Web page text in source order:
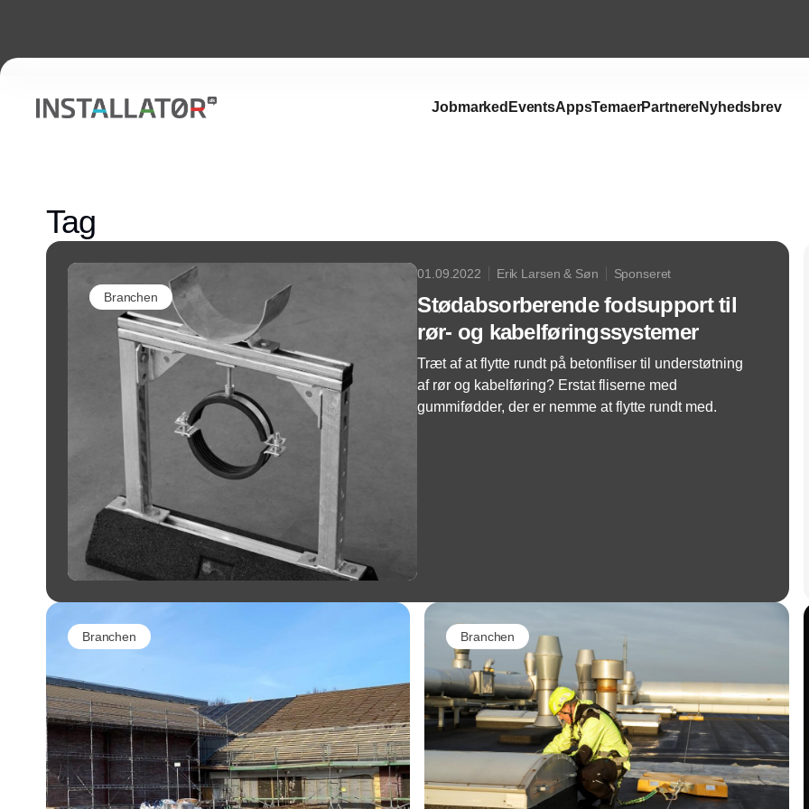
Jobmarked EventsAppsTemaerPartnereNyhedsbrev
Tag
Branchen
01.09.2022 Erik Larsen & Søn Sponseret
Stødabsorberende fodsupport til
rør- og kabelføringssystemer
Træt af at flytte rundt på betonfliser til understøtning
af rør og kabelføring? Erstat fliserne med
gummifødder, der er nemme at flytte rundt med.
Branchen Branchen